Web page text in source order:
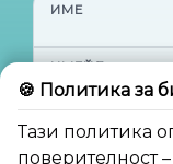
🍪 Политика за
Тази политика
поверителност
ИМЕ
ИМЕЙЛ